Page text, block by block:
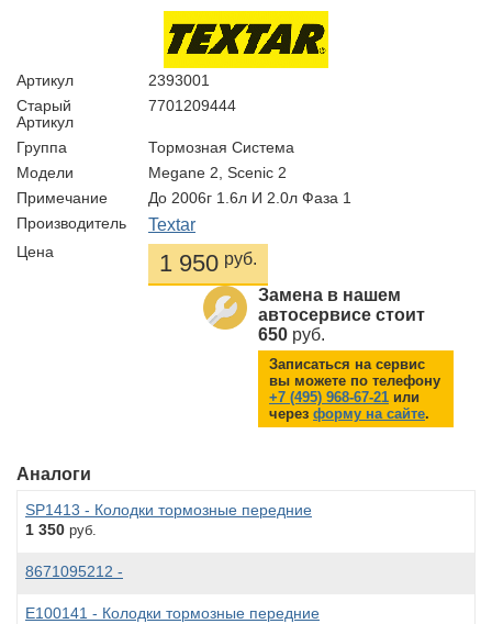
Артикул
2393001
Старый
Артикул
7701209444
Группа
Тормозная Система
Модели
Megane 2, Scenic 2
Примечание
До 2006г 1.6л И 2.0л Фаза 1
Производитель
Textar
Цена 1 950 руб.
Замена в нашем
автосервисе стоит
650 руб.
Записаться на сервис
вы можете по телефону
+7 (495) 968-67-21 или
через форму на сайте.
Аналоги
SP1413 - Колодки тормозные передние
1 350 руб.
8671095212 -
E100141 - Колодки тормозные передние